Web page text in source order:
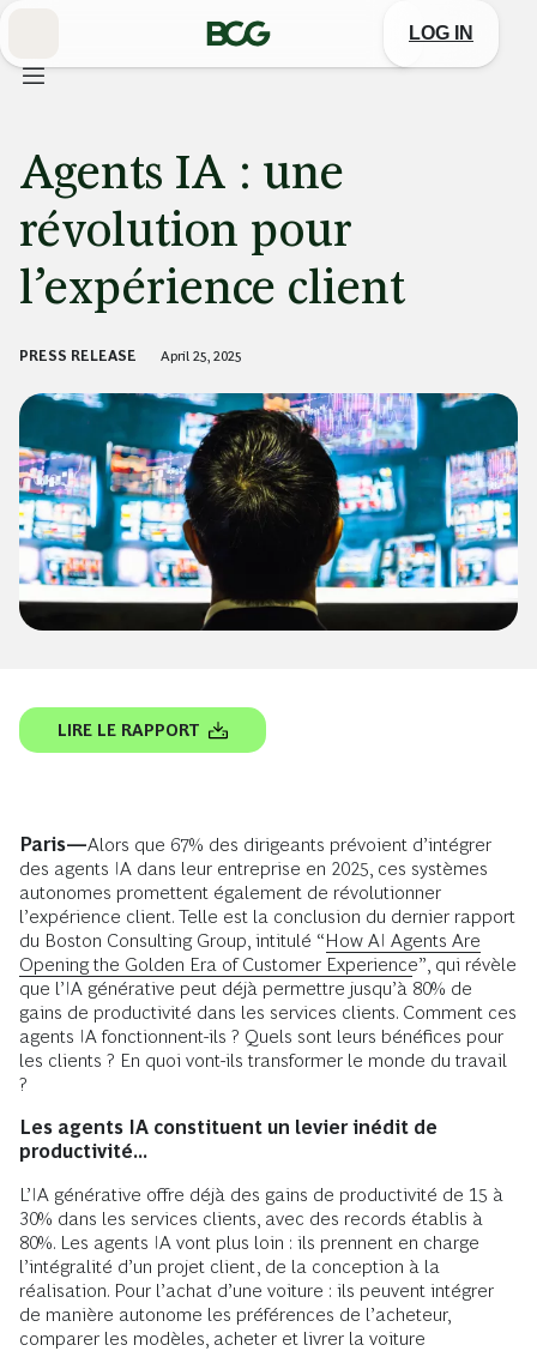
Main
LOG IN
Agents IA : une
révolution pour
l’expérience client
PRESS RELEASE April 25, 2025
LIRE LE RAPPORT
Paris—Alors que 67% des dirigeants prévoient d’intégrer
des agents IA dans leur entreprise en 2025, ces systèmes
autonomes promettent également de révolutionner
l’expérience client. Telle est la conclusion du dernier rapport
du Boston Consulting Group, intitulé “How AI Agents Are
Opening the Golden Era of Customer Experience”, qui révèle
que l’IA générative peut déjà permettre jusqu’à 80% de
gains de productivité dans les services clients. Comment ces
agents IA fonctionnent-ils ? Quels sont leurs bénéfices pour
les clients ? En quoi vont-ils transformer le monde du travail
?
Les agents IA constituent un levier inédit de
productivité...
L’IA générative offre déjà des gains de productivité de 15 à
30% dans les services clients, avec des records établis à
80%. Les agents IA vont plus loin : ils prennent en charge
l’intégralité d’un projet client, de la conception à la
réalisation. Pour l’achat d’une voiture : ils peuvent intégrer
de manière autonome les préférences de l’acheteur,
comparer les modèles, acheter et livrer la voiture